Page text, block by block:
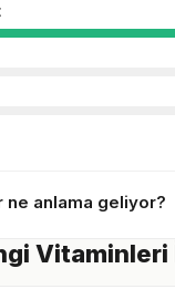
ne anlama geliyor?
Vitaminleri